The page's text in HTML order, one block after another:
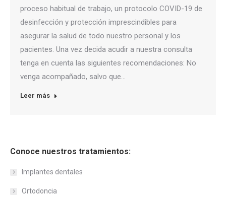
proceso habitual de trabajo, un protocolo COVID-19 de
desinfección y protección imprescindibles para
asegurar la salud de todo nuestro personal y los
pacientes. Una vez decida acudir a nuestra consulta
tenga en cuenta las siguientes recomendaciones: No
venga acompañado, salvo que…
Leer más
Conoce nuestros tratamientos:
Implantes dentales
Ortodoncia